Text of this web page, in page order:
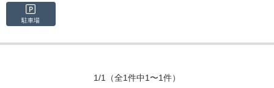
駐車場
1/1 （全1件中1〜1件）